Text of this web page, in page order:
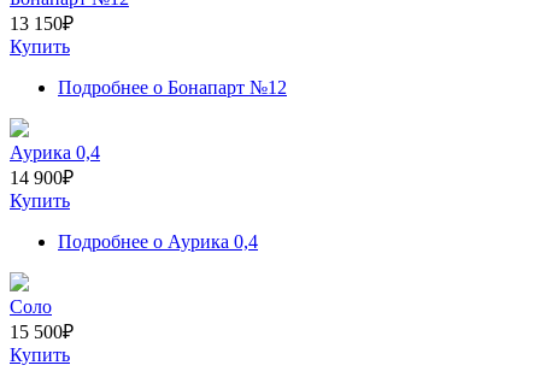
13 150₽
Купить
Подробнее о Бонапарт №12
Аурика 0,4
14 900₽
Купить
Подробнее о Аурика 0,4
Соло
15 500₽
Купить